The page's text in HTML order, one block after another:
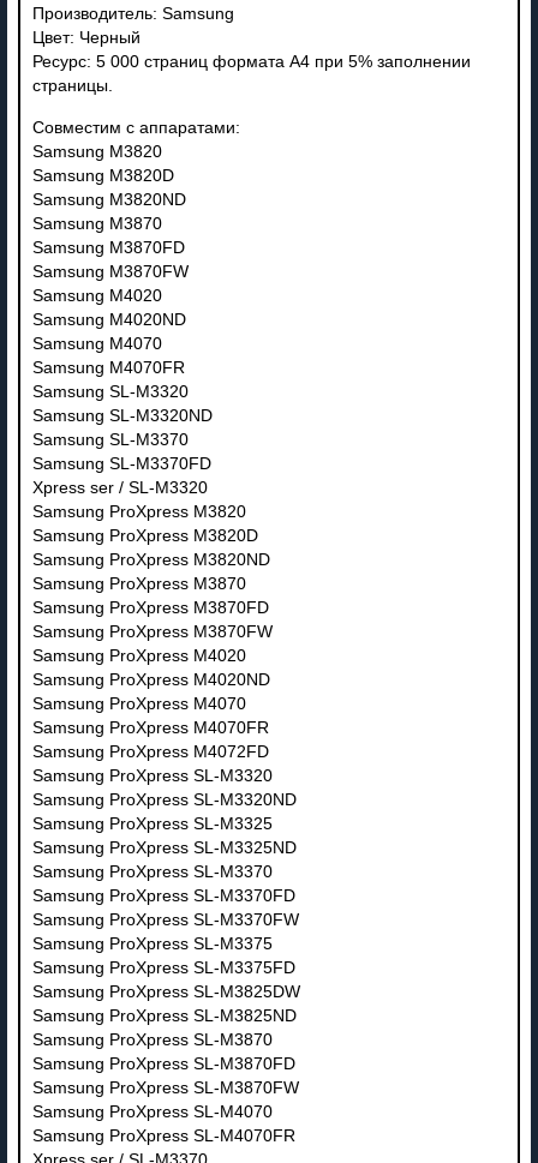
Производитель: Samsung
Цвет: Черный
Ресурс: 5 000 страниц формата А4 при 5% заполнении
страницы.
Совместим с аппаратами:
Samsung M3820
Samsung M3820D
Samsung M3820ND
Samsung M3870
Samsung M3870FD
Samsung M3870FW
Samsung M4020
Samsung M4020ND
Samsung M4070
Samsung M4070FR
Samsung SL-M3320
Samsung SL-M3320ND
Samsung SL-M3370
Samsung SL-M3370FD
Xpress ser / SL-M3320
Samsung ProXpress M3820
Samsung ProXpress M3820D
Samsung ProXpress M3820ND
Samsung ProXpress M3870
Samsung ProXpress M3870FD
Samsung ProXpress M3870FW
Samsung ProXpress M4020
Samsung ProXpress M4020ND
Samsung ProXpress M4070
Samsung ProXpress M4070FR
Samsung ProXpress M4072FD
Samsung ProXpress SL-M3320
Samsung ProXpress SL-M3320ND
Samsung ProXpress SL-M3325
Samsung ProXpress SL-M3325ND
Samsung ProXpress SL-M3370
Samsung ProXpress SL-M3370FD
Samsung ProXpress SL-M3370FW
Samsung ProXpress SL-M3375
Samsung ProXpress SL-M3375FD
Samsung ProXpress SL-M3825DW
Samsung ProXpress SL-M3825ND
Samsung ProXpress SL-M3870
Samsung ProXpress SL-M3870FD
Samsung ProXpress SL-M3870FW
Samsung ProXpress SL-M4070
Samsung ProXpress SL-M4070FR